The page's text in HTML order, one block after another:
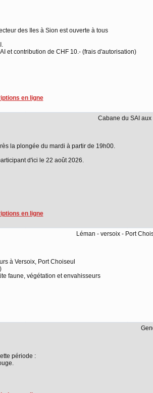
des Iles à Sion est ouverte à tous
et contribution de CHF 10.- (frais d'autorisation)
en ligne
Cabane du SAI aux
la plongée du mardi à partir de 19h00.
d'ici le 22 août 2026.
en ligne
Léman - versoix - Port
à Versoix, Port Choiseul
faune, végétation et envahisseurs
période :